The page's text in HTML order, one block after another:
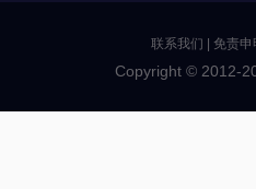
联系我们 免责申
Copyright © 2012-